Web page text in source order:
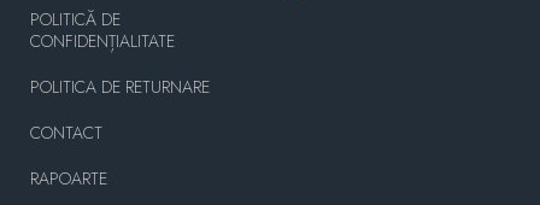
POLITICĂ DE
CONFIDENȚIALITATE
POLITICA DE RETURNARE
CONTACT
RAPOARTE